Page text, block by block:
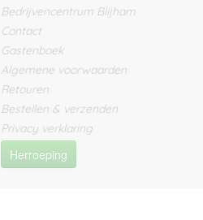
Bedrijvencentrum Blijham
Contact
Gastenboek
Algemene voorwaarden
Retouren
Bestellen & verzenden
Privacy verklaring
Herroeping